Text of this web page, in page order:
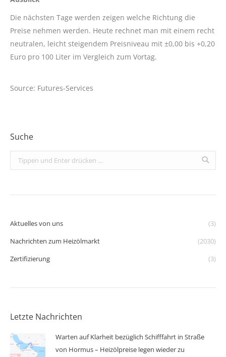
Die nächsten Tage werden zeigen welche Richtung die
Preise nehmen werden. Heute rechnet man mit einem recht
neutralen, leicht steigendem Preisniveau mit ±0,00 bis +0,20
Euro pro 100 Liter im Vergleich zum Vortag.
Source: Futures-Services
Suche
Search:
Aktuelles von uns
(3)
Nachrichten zum Heizölmarkt
(2030)
Zertifizierung
(3)
Letzte Nachrichten
Warten auf Klarheit bezüglich Schifffahrt in Straße
von Hormus – Heizölpreise legen wieder zu